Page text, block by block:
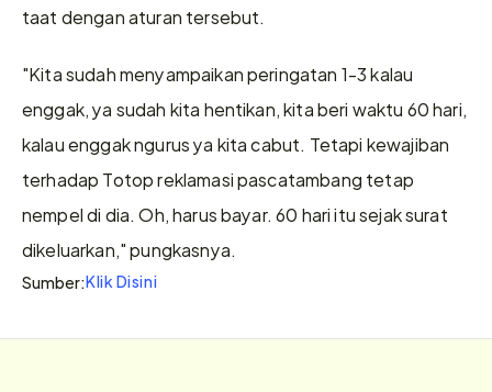
taat dengan aturan tersebut.
"Kita sudah menyampaikan peringatan 1-3 kalau
enggak, ya sudah kita hentikan, kita beri waktu 60 hari,
kalau enggak ngurus ya kita cabut. Tetapi kewajiban
terhadap Totop reklamasi pascatambang tetap
nempel di dia. Oh, harus bayar. 60 hari itu sejak surat
dikeluarkan," pungkasnya.
Sumber:Klik Disini